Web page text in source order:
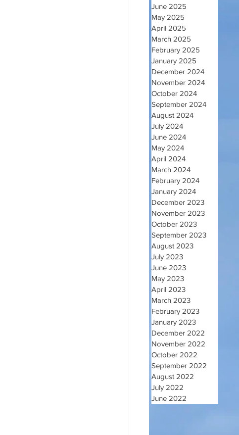
June 2025
May 2025
April 2025
March 2025
February 2025
January 2025
December 2024
November 2024
October 2024
September 2024
August 2024
July 2024
June 2024
May 2024
April 2024
March 2024
February 2024
January 2024
December 2023
November 2023
October 2023
September 2023
August 2023
July 2023
June 2023
May 2023
April 2023
March 2023
February 2023
January 2023
December 2022
November 2022
October 2022
September 2022
August 2022
July 2022
June 2022